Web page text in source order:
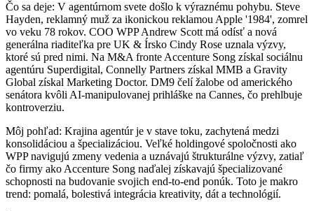
Čo sa deje: V agentúrnom svete došlo k výraznému pohybu. Steve
Hayden, reklamný muž za ikonickou reklamou Apple '1984', zomrel
vo veku 78 rokov. COO WPP Andrew Scott má odísť a nová
generálna riaditeľka pre UK & Írsko Cindy Rose uznala výzvy,
ktoré sú pred nimi. Na M&A fronte Accenture Song získal sociálnu
agentúru Superdigital, Connelly Partners získal MMB a Gravity
Global získal Marketing Doctor. DM9 čelí žalobe od amerického
senátora kvôli AI-manipulovanej prihláške na Cannes, čo prehlbuje
kontroverziu.
Môj pohľad: Krajina agentúr je v stave toku, zachytená medzi
konsolidáciou a špecializáciou. Veľké holdingové spoločnosti ako
WPP navigujú zmeny vedenia a uznávajú štrukturálne výzvy, zatiaľ
čo firmy ako Accenture Song naďalej získavajú špecializované
schopnosti na budovanie svojich end-to-end ponúk. Toto je makro
trend: pomalá, bolestivá integrácia kreativity, dát a technológií.